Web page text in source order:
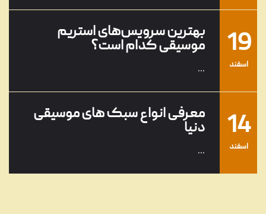
19
اسفند
بهترین سرویس‌های استریم
موسیقی کدام است؟
...
14
اسفند
معرفی انواع سبک های موسیقی
دنیا
...